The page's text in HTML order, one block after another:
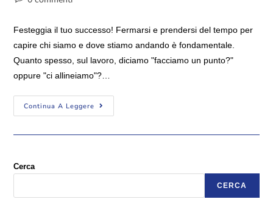
Festeggia il tuo successo! Fermarsi e prendersi del tempo per
capire chi siamo e dove stiamo andando è fondamentale.
Quanto spesso, sul lavoro, diciamo "facciamo un punto?"
oppure "ci allineiamo"?…
Continua A Leggere
Cerca
CERCA